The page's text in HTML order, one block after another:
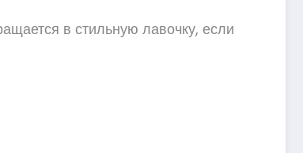
в стильную лавочку, если